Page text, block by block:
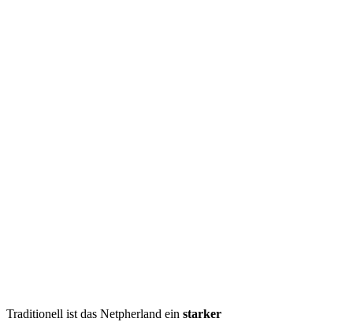
Traditionell ist das Netpherland ein starker